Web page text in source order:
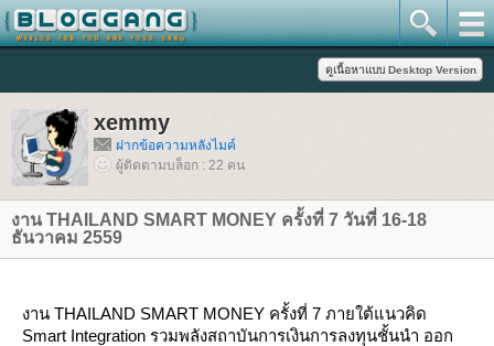
xemmy
ฝากข้อความหลังไมค์
ผู้ติดตามบล็อก : 22 คน
งาน THAILAND SMART MONEY ครั้งที่ 7 วันที่ 16-18
ธันวาคม 2559
งาน THAILAND SMART MONEY ครั้งที่ 7 ภายใต้แนวคิด
Smart Integration รวมพลังสถาบันการเงินการลงทุนชั้นนำ ออก